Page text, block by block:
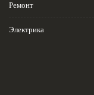
Ремонт
Электрика